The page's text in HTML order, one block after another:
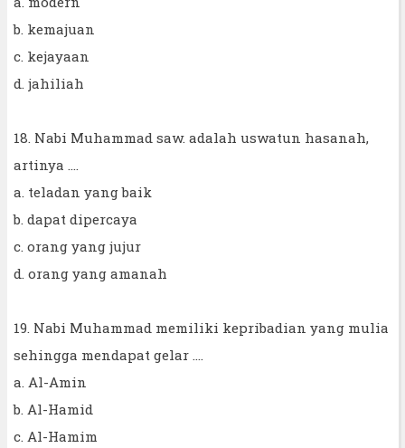
b. kemajuan
c. kejayaan
d. jahiliah
18. Nabi Muhammad saw. adalah uswatun hasanah,
artinya ....
a. teladan yang baik
b. dapat dipercaya
c. orang yang jujur
d. orang yang amanah
19. Nabi Muhammad memiliki kepribadian yang mulia
sehingga mendapat gelar ….
a. Al-Amin
b. Al-Hamid
c. Al-Hamim